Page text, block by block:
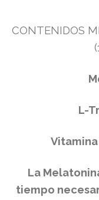
CONTENIDOS
L-
Vitamina
La
tiempo